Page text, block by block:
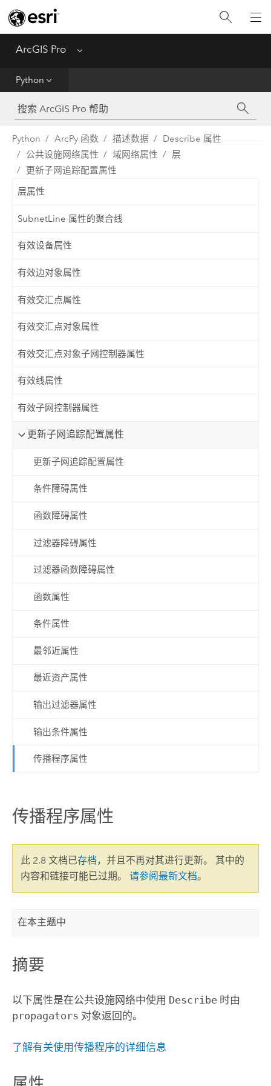
ArcGIS Pro Menu
Python
工具参考
Python
SDK
Migrate from ArcMap
Python ArcPy 函数 描述数据
Describe 属性
公共设施网络属性
域网络属性
层
更新子网追踪配置属性
层属性
SubnetLine 属性的聚合线
有效设备属性
有效边对象属性
有效交汇点属性
有效交汇点对象属性
有效交汇点对象子网控制器属性
有效线属性
有效子网控制器属性
更新子网追踪配置属性
更新子网追踪配置属性
条件障碍属性
函数障碍属性
过滤器障碍属性
过滤器函数障碍属性
函数属性
条件属性
最邻近属性
最近资产属性
输出过滤器属性
输出条件属性
传播程序属性
传播程序属性
此 2.8 文档已存档，并且不再对其进行更新。 其中的
内容和链接可能已过期。 请参阅最新文档。
在本主题中
摘要
以下属性是在公共设施网络中使用 Describe时由
propagators 对象返回的。
了解有关使用传播程序的详细信息